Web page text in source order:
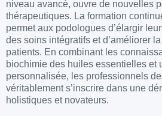
niveau avancé, ouvre de nouvelles
thérapeutiques. La formation
permet aux podologues d’élargir
des soins intégratifs et d’améliorer
patients. En combinant les
biochimie des huiles essentielles et
personnalisée, les professionnels
véritablement s’inscrire dans une
holistiques et novateurs.